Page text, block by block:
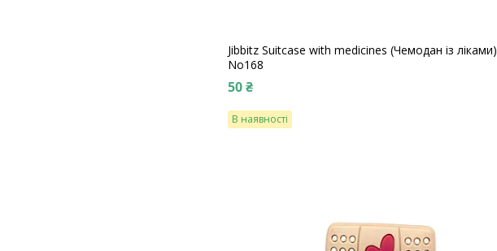
Jibbitz Suitcase with medicines (Чемодан із ліками)
No168
50 ₴
В наявності